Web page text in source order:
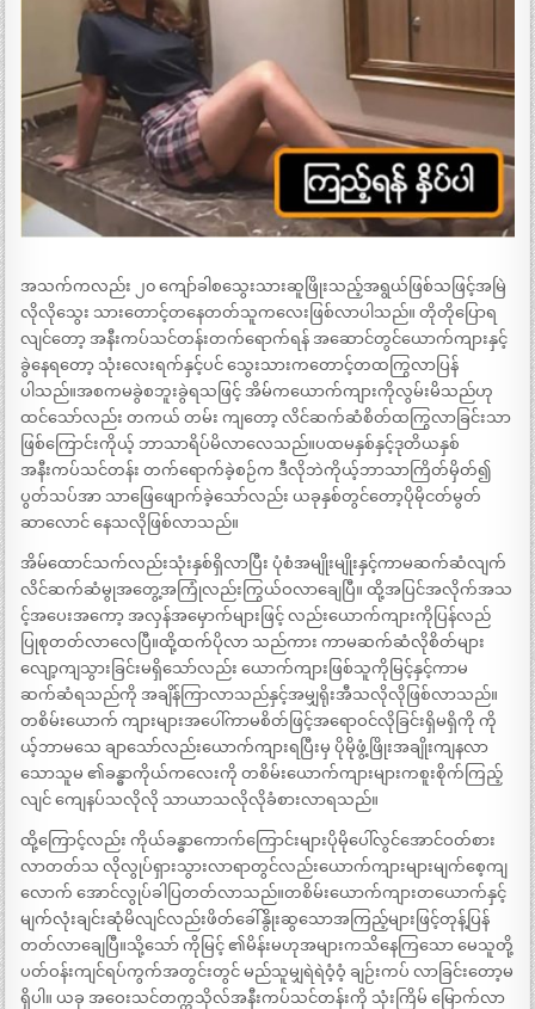
အသက်ကလည်း ၂၀ ကျော်ခါစသွေးသားဆူဖြိုးသည့်အရွယ်ဖြစ်သဖြင့်အမြဲ
လိုလိုသွေး သားတောင့်တနေတတ်သူကလေးဖြစ်လာပါသည်။ တိုတိုပြောရ
လျင်တော့ အနီးကပ်သင်တန်းတက်ရောက်ရန် အဆောင်တွင်ယောက်ကျားနှင့်
ခွဲနေရတော့ သုံးလေးရက်နှင့်ပင် သွေးသားကတောင့်တထကြွလာပြန်
ပါသည်။အစကမခွဲစဘူးခွဲရသဖြင့် အိမ်ကယောက်ကျားကိုလွမ်းမိသည်ဟု
ထင်သော်လည်း တကယ် တမ်း ကျတော့ လိင်ဆက်ဆံစိတ်ထကြွလာခြင်းသာ
ဖြစ်ကြောင်းကိုယ့် ဘာသာရိပ်မိလာလေသည်။ပထမနှစ်နှင့်ဒုတိယနှစ်
အနီးကပ်သင်တန်း တက်ရောက်ခဲ့စဉ်က ဒီလိုဘဲကိုယ့်ဘာသာကြိတ်မှိတ်၍
ပွတ်သပ်အာ သာဖြေဖျောက်ခဲ့သော်လည်း ယခုနှစ်တွင်တော့ပိုမိုငတ်မွတ်
ဆာလောင် နေသလိုဖြစ်လာသည်။
အိမ်ထောင်သက်လည်းသုံးနှစ်ရှိလာပြီး ပုံစံအမျိုးမျိုးနှင့်ကာမဆက်ဆံလျက်
လိင်ဆက်ဆံမွုအတွေ့အကြုံလည်းကြွယ်ဝလာချေပြီ။ ထို့အပြင်အလိုက်အသ
င့်အပေးအကော့ အလှန်အမှောက်များဖြင့် လည်းယောက်ကျားကိုပြန်လည်
ပြုစုတတ်လာလေပြီ။ထို့ထက်ပိုလာ သည်ကား ကာမဆက်ဆံလိုစိတ်များ
လျော့ကျသွားခြင်းမရှိသော်လည်း ယောက်ကျားဖြစ်သူကိုမြင့်နှင့်ကာမ
ဆက်ဆံရသည်ကို အချိန်ကြာလာသည်နှင့်အမျှရိုးအီသလိုလိုဖြစ်လာသည်။
တစိမ်းယောက် ကျားများအပေါ်ကာမစိတ်ဖြင့်အရောဝင်လိုခြင်းရှိမရှိကို ကို
ယ့်ဘာမသေ ချာသော်လည်းယောက်ကျားရပြီးမှ ပိုမိုဖွံ့ဖြိုးအချိုးကျနလာ
သောသူမ ၏ခန္ဓာကိုယ်ကလေးကို တစိမ်းယောက်ကျားများကစူးစိုက်ကြည့်
လျင် ကျေနပ်သလိုလို သာယာသလိုလိုခံစားလာရသည်။
ထို့ကြောင့်လည်း ကိုယ်ခန္ဓာကောက်ကြောင်းများပိုမိုပေါ်လွင်အောင်ဝတ်စား
လာတတ်သ လိုလွုပ်ရှားသွားလာရာတွင်လည်းယောက်ကျားများမျက်စေ့ကျ
လောက် အောင်လွုပ်ခါပြတတ်လာသည်။တစိမ်းယောက်ကျားတယောက်နှင့်
မျက်လုံးချင်းဆုံမိလျင်လည်းဖိတ်ခေါ်နွိုးဆွသောအကြည့်များဖြင့်တုန့်ပြန်
တတ်လာချေပြီ။သို့သော် ကိုမြင့် ၏မိန်းမဟုအများကသိနေကြသော မေသူတို့
ပတ်ဝန်းကျင်ရပ်ကွက်အတွင်းတွင် မည်သူမျှရဲရဲဝံ့ဝံ့ ချဉ်းကပ် လာခြင်းတော့မ
ရှိပါ။ ယခု အဝေးသင်တက္ကသိုလ်အနီးကပ်သင်တန်းကို သုံးကြိမ် မြောက်လာ